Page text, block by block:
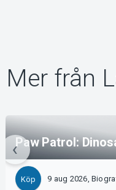
Mer från
Paw Patrol:
Köp 9 aug 2026,